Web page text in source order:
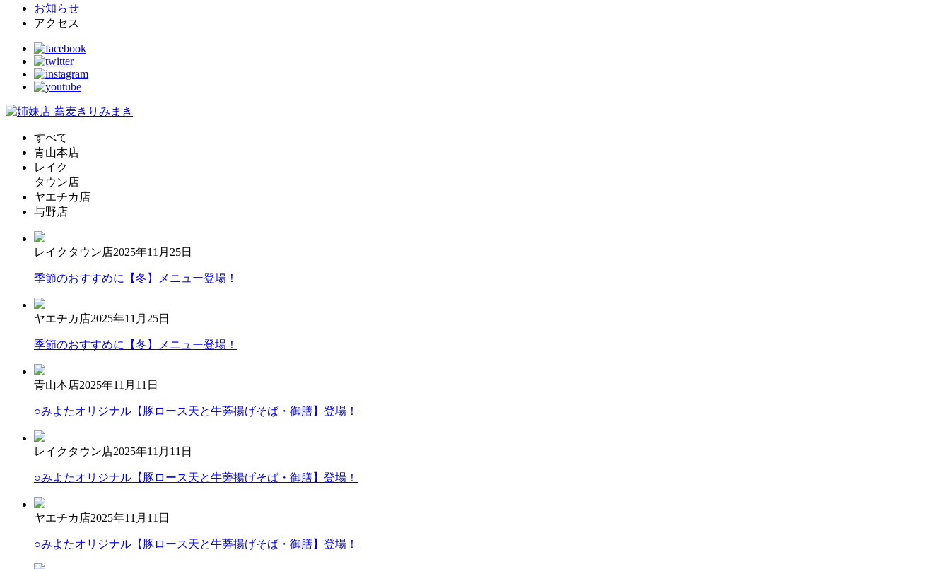
お知らせ
アクセス
すべて
青山本店
レイク
タウン店
ヤエチカ店
与野店
レイクタウン店2025年11月25日
季節のおすすめに【冬】メニュー登場！
ヤエチカ店2025年11月25日
季節のおすすめに【冬】メニュー登場！
青山本店2025年11月11日
○みよたオリジナル【豚ロース天と牛蒡揚げそば・御膳】登場！
レイクタウン店2025年11月11日
○みよたオリジナル【豚ロース天と牛蒡揚げそば・御膳】登場！
ヤエチカ店2025年11月11日
○みよたオリジナル【豚ロース天と牛蒡揚げそば・御膳】登場！